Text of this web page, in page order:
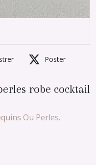
Poster
robe cocktail
Ou Perles.